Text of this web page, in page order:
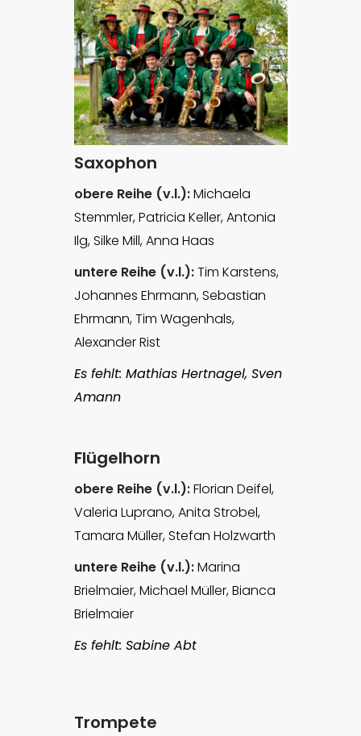
Saxophon
obere Reihe (v.l.):Michaela
Stemmler, Patricia Keller, Antonia
Ilg, Silke Mill, Anna Haas
untere Reihe (v.l.):Tim Karstens,
Johannes Ehrmann, Sebastian
Ehrmann, Tim Wagenhals,
Alexander Rist
Es fehlt: Mathias Hertnagel, Sven
Amann
Flügelhorn
obere Reihe (v.l.):Florian Deifel,
Valeria Luprano, Anita Strobel,
Tamara Müller, Stefan Holzwarth
untere Reihe (v.l.):Marina
Brielmaier, Michael Müller, Bianca
Brielmaier
Es fehlt: Sabine Abt
Trompete